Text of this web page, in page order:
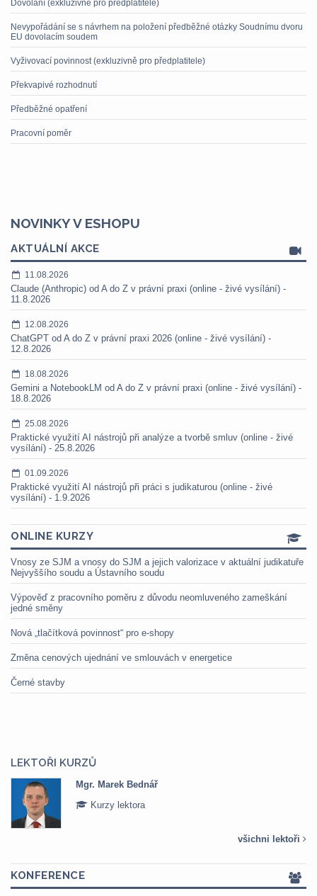
Dovolání (exkluzivně pro předplatitele)
Nevypořádání se s návrhem na položení předběžné otázky Soudnímu dvoru
EU dovolacím soudem
Vyživovací povinnost (exkluzivně pro předplatitele)
Překvapivé rozhodnutí
Předběžné opatření
Pracovní poměr
NOVINKY V ESHOPU
AKTUÁLNÍ AKCE
11.08.2026
Claude (Anthropic) od A do Z v právní praxi (online - živé vysílání) -
11.8.2026
12.08.2026
ChatGPT od A do Z v právní praxi 2026 (online - živé vysílání) -
12.8.2026
18.08.2026
Gemini a NotebookLM od A do Z v právní praxi (online - živé vysílání) -
18.8.2026
25.08.2026
Praktické využití AI nástrojů při analýze a tvorbě smluv (online - živé
vysílání) - 25.8.2026
01.09.2026
Praktické využití AI nástrojů při práci s judikaturou (online - živé
vysílání) - 1.9.2026
ONLINE KURZY
Vnosy ze SJM a vnosy do SJM a jejich valorizace v aktuální judikatuře
Nejvyššího soudu a Ústavního soudu
Výpověď z pracovního poměru z důvodu neomluveného zameškání
jedné směny
Nová „tlačítková povinnost“ pro e-shopy
Změna cenových ujednání ve smlouvách v energetice
Černé stavby
LEKTOŘI KURZŮ
Mgr. Marek Bednář
Kurzy lektora
všichni lektoři
KONFERENCE